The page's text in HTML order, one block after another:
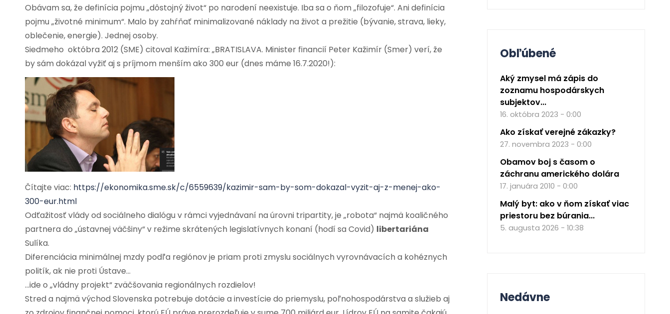
Obávam sa, že definícia pojmu „dôstojný život“ po narodení neexistuje. Iba sa o ňom „filozofuje“. Ani definícia
pojmu „životné minimum“. Malo by zahŕňať minimalizované náklady na život a prežitie (bývanie, strava, lieky,
oblečenie, energie). Jednej osoby.
Siedmeho októbra 2012 (SME) citoval Kažimíra: „BRATISLAVA. Minister financií Peter Kažimír (Smer) verí, že
by sám dokázal vyžiť aj s príjmom menším ako 300 eur (dnes máme 16.7.2020!):
Čítajte viac: https://ekonomika.sme.sk/c/6559639/kazimir-sam-by-som-dokazal-vyzit-aj-z-menej-ako-
300-eur.html
Odťažitosť vlády od sociálneho dialógu v rámci vyjednávaní na úrovni tripartity, je „robota“ najmä koaličného
partnera do „ústavnej väčšiny“ v režime skrátených legislatívnych konaní (hodí sa Covid) libertariána
Sulíka.
Diferenciácia minimálnej mzdy podľa regiónov je priam proti zmyslu sociálnych vyrovnávacích a kohéznych
politík, ak nie proti Ústave…
…ide o „vládny projekt“ zväčšovania regionálnych rozdielov!
Stred a najmä východ Slovenska potrebuje dotácie a investície do priemyslu, poľnohospodárstva a služieb aj
Obľúbené
Aký zmysel má zápis do
zoznamu hospodárskych
subjektov...
16. októbra 2023 - 0:00
Ako získať verejné zákazky?
27. novembra 2023 - 0:00
Obamov boj s časom o
záchranu amerického dolára
17. januára 2010 - 0:00
Malý byt: ako v ňom získať viac
priestoru bez búrania...
5. augusta 2026 - 10:38
Nedávne